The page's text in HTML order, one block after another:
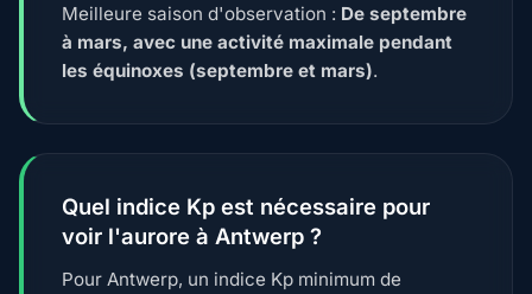
Meilleure saison d'observation : De septembre
à mars, avec une activité maximale pendant
les équinoxes (septembre et mars).
Quel indice Kp est nécessaire pour
voir l'aurore à Antwerp ?
Pour Antwerp, un indice Kp minimum de